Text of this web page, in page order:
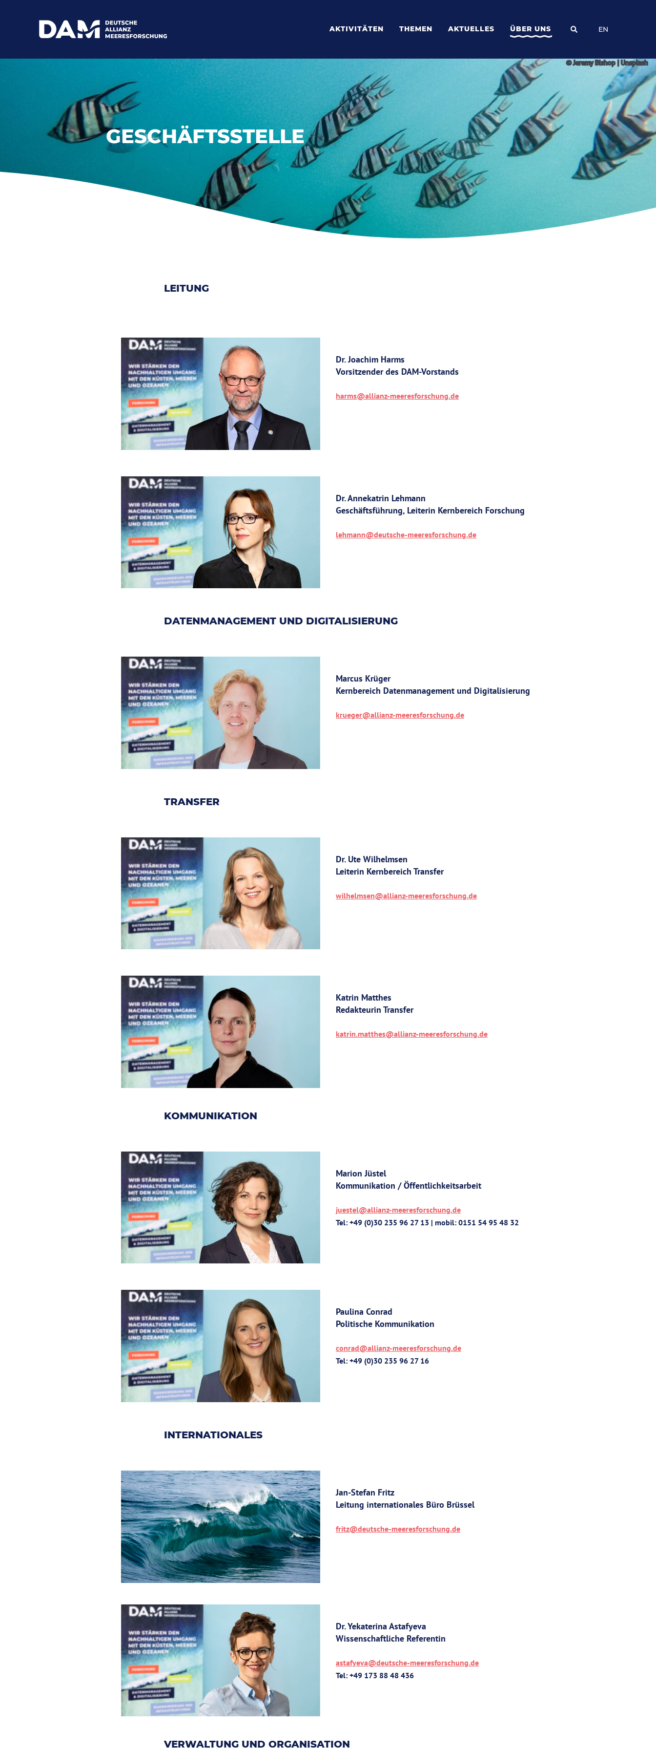
AKTIVITÄTEN THEMEN AKTUELLES ÜBER UNS EN
© Jeremy Bishop | Unsplash
GESCHÄFTSSTELLE
LEITUNG
Dr. Joachim Harms
Vorsitzender des DAM-Vorstands
harms@allianz-meeresforschung.de
Dr. Annekatrin Lehmann
Geschäftsführung, Leiterin Kernbereich Forschung
lehmann@deutsche-meeresforschung.de
DATENMANAGEMENT UND DIGITALISIERUNG
Marcus Krüger
Kernbereich Datenmanagement und Digitalisierung
krueger@allianz-meeresforschung.de
TRANSFER
Dr. Ute Wilhelmsen
Leiterin Kernbereich Transfer
wilhelmsen@allianz-meeresforschung.de
Katrin Matthes
Redakteurin Transfer
katrin.matthes@allianz-meeresforschung.de
KOMMUNIKATION
Marion Jüstel
Kommunikation / Öffentlichkeitsarbeit
juestel@allianz-meeresforschung.de
Tel: +49 (0)30 235 96 27 13 | mobil: 0151 54 95 48 32
Paulina Conrad
Politische Kommunikation
conrad@allianz-meeresforschung.de
Tel: +49 (0)30 235 96 27 16
INTERNATIONALES
Jan-Stefan Fritz
Leitung internationales Büro Brüssel
fritz@deutsche-meeresforschung.de
Dr. Yekaterina Astafyeva
Wissenschaftliche Referentin
astafyeva@deutsche-meeresforschung.de
Tel: +49 173 88 48 436
VERWALTUNG UND ORGANISATION